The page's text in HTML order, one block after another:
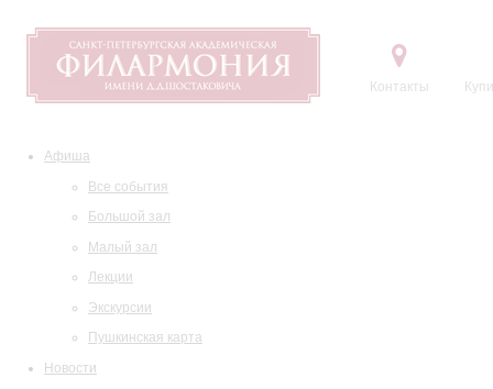
Контакты
Афиша
Все события
Большой зал
Малый зал
Лекции
Экскурсии
Пушкинская карта
Новости